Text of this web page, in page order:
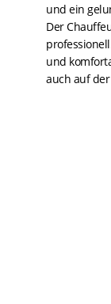
und ein
Der
und
auch auf